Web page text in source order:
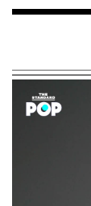
เรือนไทยที่ถู